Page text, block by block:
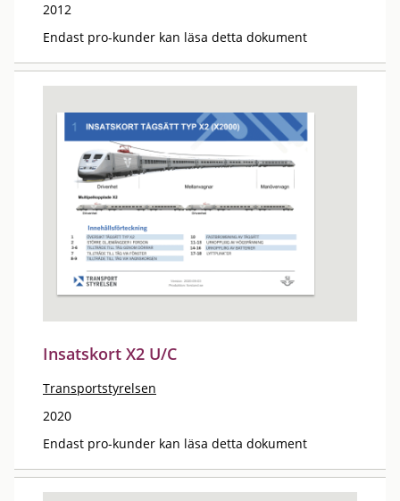
2012
Endast pro-kunder kan läsa detta dokument
Insatskort X2 U/C
Transportstyrelsen
2020
Endast pro-kunder kan läsa detta dokument